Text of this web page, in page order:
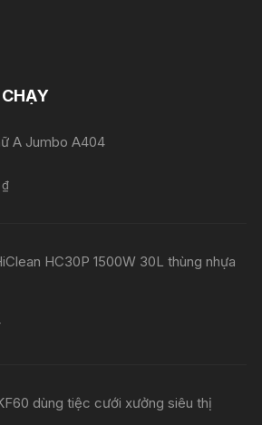
A Jumbo A404
₫
HC30P 1500W 30L thùng nhựa
dùng tiệc cưới xưởng siêu thị